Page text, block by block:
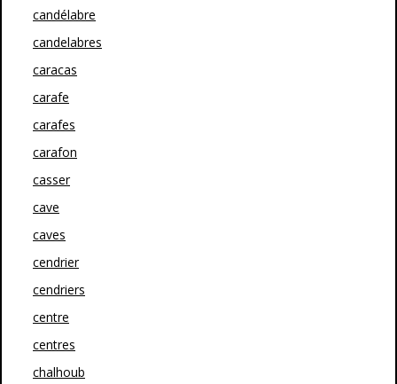
candélabre
candelabres
caracas
carafe
carafes
carafon
casser
cave
caves
cendrier
cendriers
centre
centres
chalhoub